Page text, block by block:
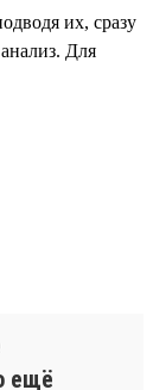
их, сразу
Для
ещё